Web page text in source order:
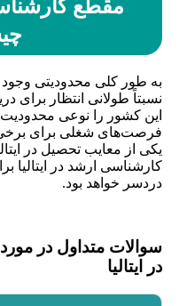
مقطع
به طور کلی محدودیتی وجود
نسبتاً طولانی انتظار برای
این کشور را نوعی
فرصت‌های شغلی برای
یکی از معایب تحصیل در
کارشناسی ارشد در
دردسر خواهد بود.
سوالات متداول در
در ایتالیا